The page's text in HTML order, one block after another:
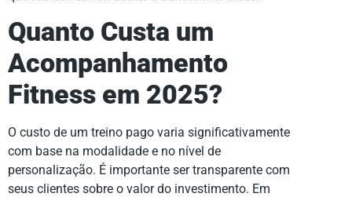
Quanto Custa um
Acompanhamento
Fitness em 2025?
O custo de um treino pago varia significativamente
com base na modalidade e no nível de
personalização. É importante ser transparente com
seus clientes sobre o valor do investimento. Em